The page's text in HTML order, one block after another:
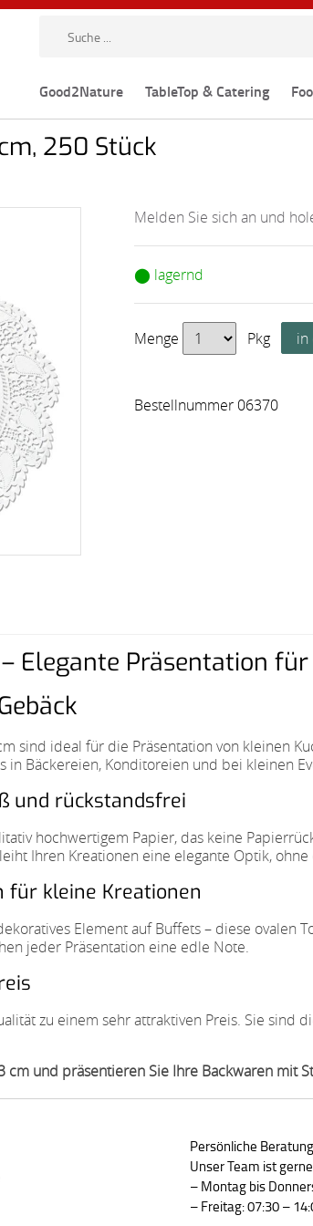
Good2Nature TableTop & Catering
250 Stück
Melden Sie sich an und
⬤ lagernd
Menge Pkg
Bestellnummer 06370
Elegante Präsentation
sind ideal für die Präsentation von kleinen
Bäckereien, Konditoreien und bei kleinen
und rückstandsfrei
hochwertigem Papier, das keine
Ihren Kreationen eine elegante Optik,
für kleine Kreationen
Element auf Buffets – diese ovalen
jeder Präsentation eine edle Note.
zu einem sehr attraktiven Preis. Sie sind
und präsentieren Sie Ihre Backwaren mit
Persönliche
Unser Team ist
– Montag bis
– Freitag: 07:30 –